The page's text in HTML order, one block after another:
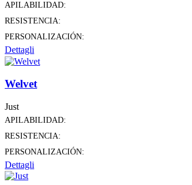
APILABILIDAD:
RESISTENCIA:
PERSONALIZACIÓN:
Dettagli
Welvet
Just
APILABILIDAD:
RESISTENCIA:
PERSONALIZACIÓN:
Dettagli